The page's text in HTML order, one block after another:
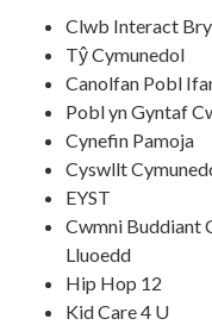
Clwb Interact
Tŷ Cymunedol
Canolfan Pobl
Pobl yn Gyntaf
Cynefin Pamoja
Cyswllt
EYST
Cwmni Buddiant
Lluoedd
Hip Hop 12
Kid Care 4 U